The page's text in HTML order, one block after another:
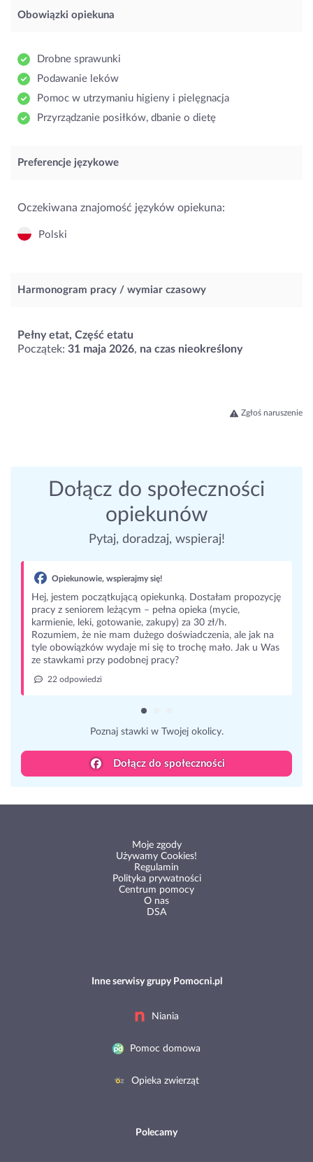
Obowiązki opiekuna
Drobne sprawunki
Podawanie leków
Pomoc w utrzymaniu higieny i pielęgnacja
Przyrządzanie posiłków, dbanie o dietę
Preferencje językowe
Oczekiwana znajomość języków opiekuna:
Polski
Harmonogram pracy / wymiar czasowy
Pełny etat, Część etatu
Początek: 31 maja 2026, na czas nieokreślony
Zgłoś naruszenie
Dołącz do społeczności
opiekunów
Pytaj, doradzaj, wspieraj!
Opiekunowie, wspierajmy się!
Hej, jestem początkującą opiekunką. Dostałam propozycję
pracy z seniorem leżącym – pełna opieka (mycie,
karmienie, leki, gotowanie, zakupy) za 30 zł/h.
Rozumiem, że nie mam dużego doświadczenia, ale jak na
tyle obowiązków wydaje mi się to trochę mało. Jak u Was
ze stawkami przy podobnej pracy?
22 odpowiedzi
Poznaj stawki w Twojej okolicy.
Dołącz do społeczności
Moje zgody
Używamy Cookies!
Regulamin
Polityka prywatności
Centrum pomocy
O nas
DSA
Inne serwisy grupy Pomocni.pl
Niania
Pomoc domowa
Opieka zwierząt
Polecamy